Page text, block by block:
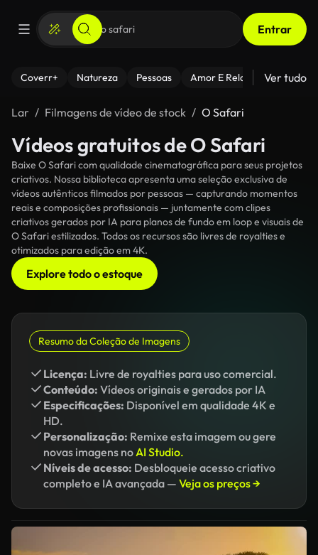
Entrar
Coverr+ Natureza Pessoas Amor E Relacionamentos
Ver tudo
Lar Filmagens de vídeo de stock O Safari
Vídeos gratuitos de O Safari
Baixe O Safari com qualidade cinematográfica para seus projetos
criativos. Nossa biblioteca apresenta uma seleção exclusiva de
vídeos autênticos filmados por pessoas — capturando momentos
reais e composições profissionais — juntamente com clipes
criativos gerados por IA para planos de fundo em loop e visuais de
O Safari estilizados. Todos os recursos são livres de royalties e
otimizados para edição em 4K.
Explore todo o estoque
Resumo da Coleção de Imagens
Licença: Livre de royalties para uso comercial.
Conteúdo: Vídeos originais e gerados por IA
Especificações: Disponível em qualidade 4K e
HD.
Personalização: Remixe esta imagem ou gere
novas imagens noAI Studio.
Níveis de acesso: Desbloqueie acesso criativo
completo e IA avançada — Veja os preços →